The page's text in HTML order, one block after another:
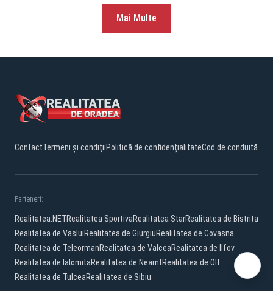
Mai Multe
ContactTermeni și condițiiPolitică de confidențialitateCod de conduită
Parteneri:
Realitatea.NETRealitatea SportivaRealitatea StarRealitatea de Bistrita
Realitatea de VasluiRealitatea de GiurgiuRealitatea de Covasna
Realitatea de TeleormanRealitatea de ValceaRealitatea de Ilfov
Realitatea de IalomitaRealitatea de NeamtRealitatea de Olt
Realitatea de TulceaRealitatea de Sibiu